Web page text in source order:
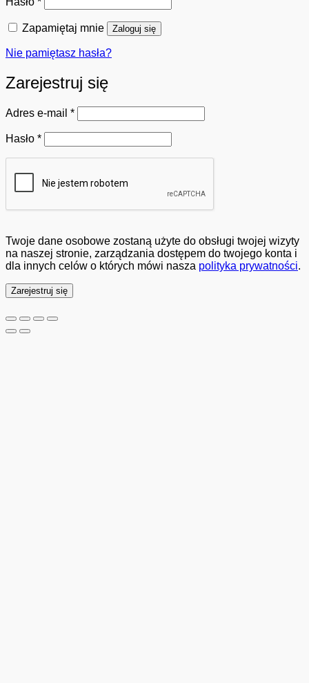
Zapamiętaj mnie Zaloguj się
Nie pamiętasz hasła?
Zarejestruj się
Adres e-mail *Wymagane
Hasło *Wymagane
Twoje dane osobowe zostaną użyte do obsługi twojej wizyty
na naszej stronie, zarządzania dostępem do twojego konta i
dla innych celów o których mówi nasza polityka prywatności.
Zarejestruj się